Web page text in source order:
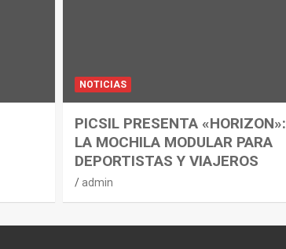
NOTICIAS
PICSIL PRESENTA «HORIZON»:
LA MOCHILA MODULAR PARA
DEPORTISTAS Y VIAJEROS
admin